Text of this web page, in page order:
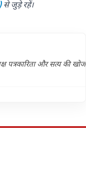
से जुड़े रहें।
पत्रकारिता और सत्य की खोज